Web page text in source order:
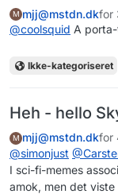
M mjj@mstdn.dkfor
@coolsquid A
Ikke-kategoriseret
Heh - hello
M mjj@mstdn.dkfor
@simonjust @
I sci-fi-memes
amok, men det